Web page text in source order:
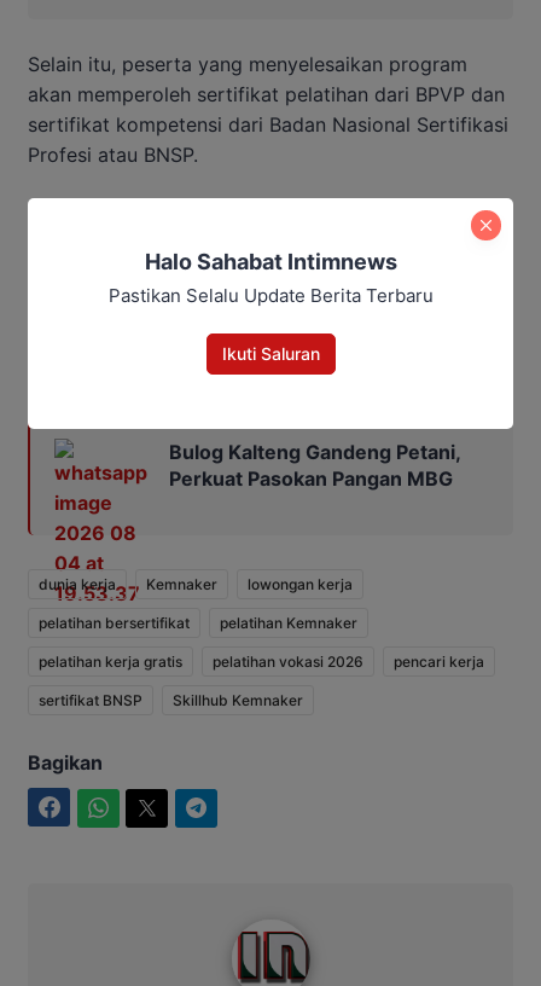
Selain itu, peserta yang menyelesaikan program
akan memperoleh sertifikat pelatihan dari BPVP dan
sertifikat kompetensi dari Badan Nasional Sertifikasi
Profesi atau BNSP.
Kemnaker juga menyediakan fasilitas asrama bagi
peserta tertentu sesuai kriteria dan kapasitas yang
Bulog Kalteng Gandeng Petani,
Perkuat Pasokan Pangan MBG
dunia kerja Kemnaker lowongan kerja
pelatihan bersertifikat pelatihan Kemnaker
pelatihan kerja gratis pelatihan vokasi 2026 pencari kerja
sertifikat BNSP Skillhub Kemnaker
Bagikan
Halo Sahabat Intimnews
Pastikan Selalu Update Berita Terbaru
Ikuti Saluran